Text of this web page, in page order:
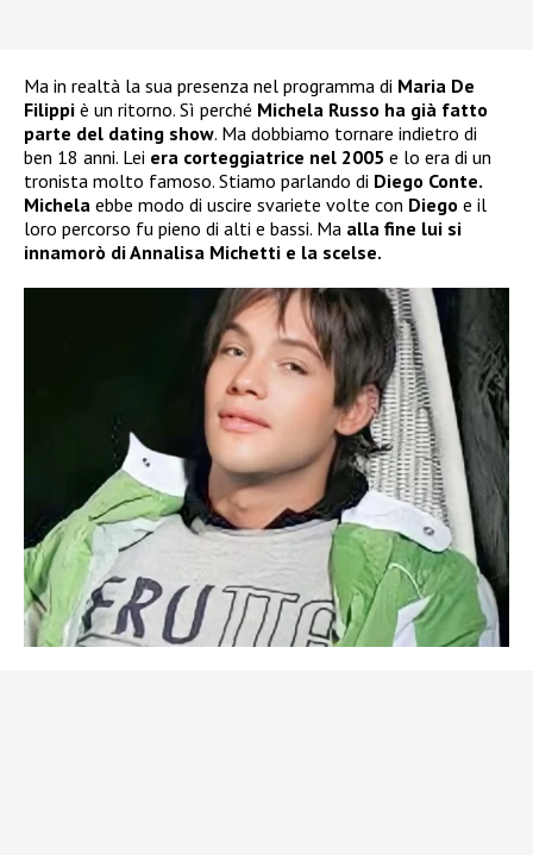
Ma in realtà la sua presenza nel programma di Maria De
Filippi è un ritorno. Sì perché Michela Russo ha già fatto
parte del dating show. Ma dobbiamo tornare indietro di
ben 18 anni. Lei era corteggiatrice nel 2005 e lo era di un
tronista molto famoso. Stiamo parlando di Diego Conte.
Michela ebbe modo di uscire svariete volte con Diego e il
loro percorso fu pieno di alti e bassi. Ma alla fine lui si
innamorò di Annalisa Michetti e la scelse.